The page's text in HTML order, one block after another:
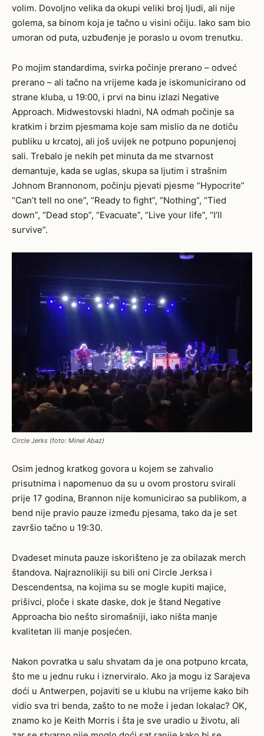
volim. Dovoljno velika da okupi veliki broj ljudi, ali nije
golema, sa binom koja je tačno u visini očiju. Iako sam bio
umoran od puta, uzbuđenje je poraslo u ovom trenutku.
Po mojim standardima, svirka počinje prerano – odveć
prerano – ali tačno na vrijeme kada je iskomunicirano od
strane kluba, u 19:00, i prvi na binu izlazi Negative
Approach. Midwestovski hladni, NA odmah počinje sa
kratkim i brzim pjesmama koje sam mislio da ne dotiču
publiku u krcatoj, ali još uvijek ne potpuno popunjenoj
sali. Trebalo je nekih pet minuta da me stvarnost
demantuje, kada se uglas, skupa sa ljutim i strašnim
Johnom Brannonom, počinju pjevati pjesme “Hypocrite”
“Can’t tell no one”, “Ready to fight”, “Nothing”, “Tied
down”, “Dead stop”, “Evacuate”, “Live your life”, “I’ll
survive”.
Circle Jerks (foto: Minel Abaz)
Osim jednog kratkog govora u kojem se zahvalio
prisutnima i napomenuo da su u ovom prostoru svirali
prije 17 godina, Brannon nije komunicirao sa publikom, a
bend nije pravio pauze između pjesama, tako da je set
završio tačno u 19:30.
Dvadeset minuta pauze iskorišteno je za obilazak merch
štandova. Najraznolikiji su bili oni Circle Jerksa i
Descendentsa, na kojima su se mogle kupiti majice,
prišivci, ploče i skate daske, dok je štand Negative
Approacha bio nešto siromašniji, iako ništa manje
kvalitetan ili manje posjećen.
Nakon povratka u salu shvatam da je ona potpuno krcata,
što me u jednu ruku i iznerviralo. Ako ja mogu iz Sarajeva
doći u Antwerpen, pojaviti se u klubu na vrijeme kako bih
vidio sva tri benda, zašto to ne može i jedan lokalac? OK,
znamo ko je Keith Morris i šta je sve uradio u životu, ali